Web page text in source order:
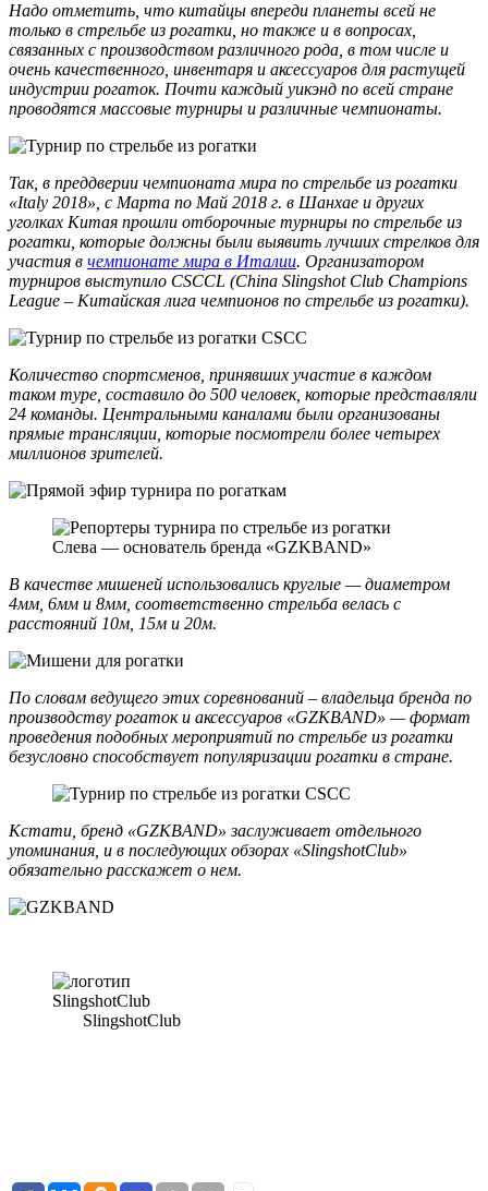
Надо отметить, что китайцы впереди планеты всей не
только в стрельбе из рогатки, но также и в вопросах,
связанных с производством различного рода, в том числе и
очень качественного, инвентаря и аксессуаров для растущей
индустрии рогаток. Почти каждый уикэнд по всей стране
проводятся массовые турниры и различные чемпионаты.
Так, в преддверии чемпионата мира по стрельбе из рогатки
«Italy 2018», с Марта по Май 2018 г. в Шанхае и других
уголках Китая прошли отборочные турниры по стрельбе из
рогатки, которые должны были выявить лучших стрелков для
участия в чемпионате мира в Италии. Организатором
турниров выступило CSCCL (China Slingshot Club Champions
League – Китайская лига чемпионов по стрельбе из рогатки).
Количество спортсменов, принявших участие в каждом
таком туре, составило до 500 человек, которые представляли
24 команды. Центральными каналами были организованы
прямые трансляции, которые посмотрели более четырех
миллионов зрителей.
Слева — основатель бренда «GZKBAND»
В качестве мишеней использовались круглые — диаметром
4мм, 6мм и 8мм, соответственно стрельба велась с
расстояний 10м, 15м и 20м.
По словам ведущего этих соревнований – владельца бренда по
производству рогаток и аксессуаров «GZKBAND» — формат
проведения подобных мероприятий по стрельбе из рогатки
безусловно способствует популяризации рогатки в стране.
Кстати, бренд «GZKBAND» заслуживает отдельного
упоминания, и в последующих обзорах «SlingshotClub»
обязательно расскажет о нем.
SlingshotClub